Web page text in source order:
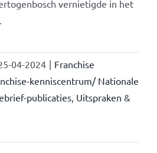
vernietigde in het
04-2024 | Franchise
kenniscentrum/ Nationale
publicaties, Uitspraken &